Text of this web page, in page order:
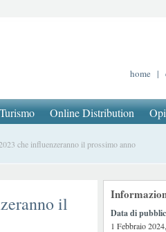
home |
Online Distribution
che influenzeranno il prossimo anno
Data di
1 Febbraio
il